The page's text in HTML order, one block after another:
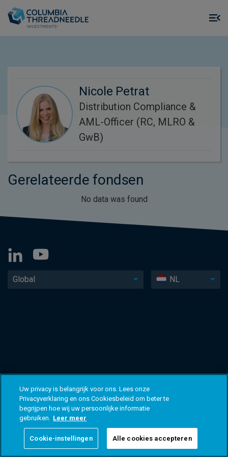
Nicole Petrat
Distribution Compliance &
AML-Officer (RC, MLRO &
GwB)
Gerelateerde fondsen
No data was found
Global NL
Uw privacy is belangrijk voor ons. Lees onze
Privacyverklaring en ons Cookiesbeleid om beter te
begrijpen hoe wij uw persoonlijke informatie
gebruiken. Leer meer
Cookie-instellingen Alle cookies accepteren